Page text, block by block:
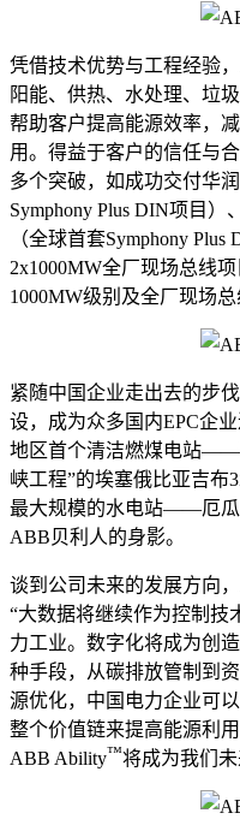
凭借技术优势与工程经验
阳能、供热、水处理、垃
帮助客户提高能源效率，
用。得益于客户的信任与
多个突破，如成功交付华
Symphony Plus DIN项目）
（全球首套Symphony
2x1000MW全厂现场总线
1000MW级别及全厂现场
紧随中国企业走出去的步
设，成为众多国内EPC企
地区首个清洁燃煤电站——
峡工程”的埃塞俄比亚吉布
最大规模的水电站——厄瓜
ABB贝利人的身影。
谈到公司未来的发展方向
“大数据将继续作为控制技
力工业。数字化将成为创
种手段，从碳排放管制到
源优化，中国电力企业可
整个价值链来提高能源利
ABB Ability™将成为我们